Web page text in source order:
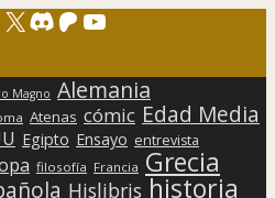
X Discord
Patreon
YouTube
Magno Alemania
Atenas cómic Edad Media
Egipto Ensayo entrevista
filosofía Francia Grecia
Hislibris historia